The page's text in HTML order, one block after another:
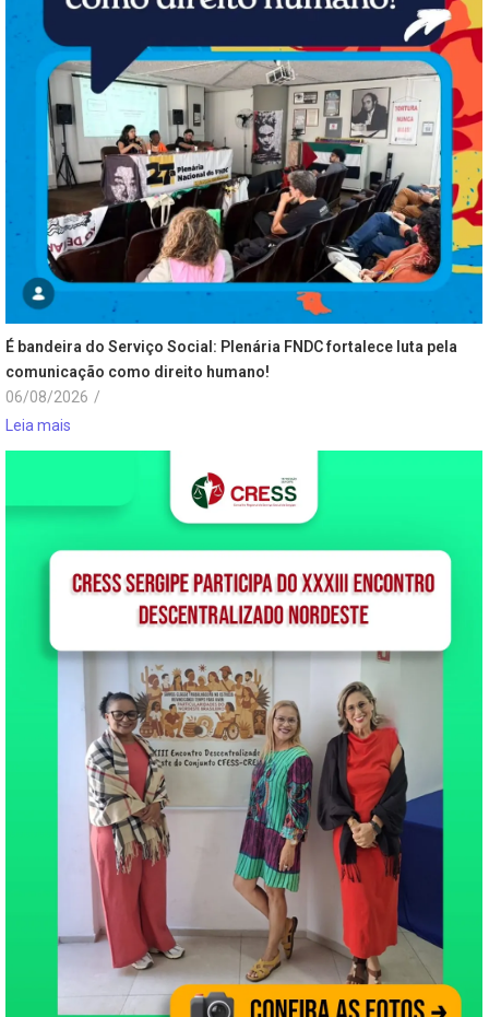
É bandeira do Serviço Social: Plenária FNDC fortalece luta pela
comunicação como direito humano!
06/08/2026 /
Leia mais